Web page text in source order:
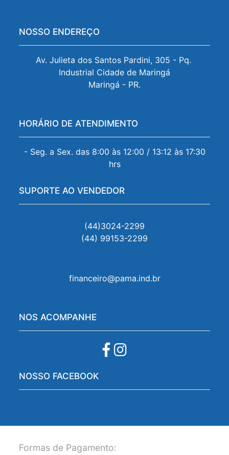
NOSSO ENDEREÇO
Av. Julieta dos Santos Pardini, 305 - Pq.
Industrial Cidade de Maringá
Maringá - PR.
HORÁRIO DE ATENDIMENTO
- Seg. a Sex. das 8:00 às 12:00 / 13:12 às 17:30
hrs
SUPORTE AO VENDEDOR
(44)3024-2299
(44) 99153-2299
financeiro@pama.ind.br
NOS ACOMPANHE
NOSSO FACEBOOK
Formas de Pagamento: